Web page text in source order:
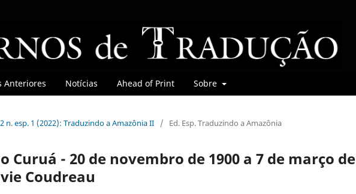
Anteriores Notícias Ahead of Print Sobre
n. esp. 1 (2022): Traduzindo a Amazônia II / Ed. Esp. Traduzindo a Amazônia
Curuá - 20 de novembro de 1900 a 7 de março de
Coudreau